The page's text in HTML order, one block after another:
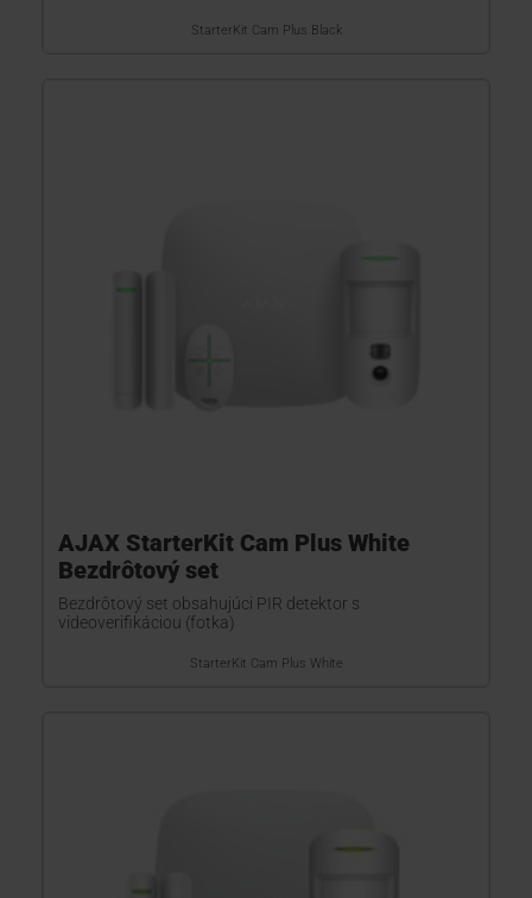
StarterKit Cam Plus Black
AJAX StarterKit Cam Plus White
Bezdrôtový set
Bezdrôtový set obsahujúci PIR detektor s
videoverifikáciou (fotka)
StarterKit Cam Plus White